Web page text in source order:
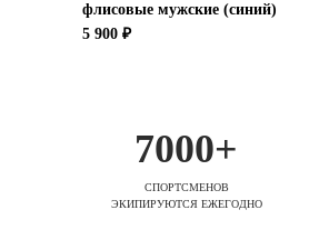
флисовые мужские (синий)
5 900 ₽
7000+
СПОРТСМЕНОВ
ЭКИПИРУЮТСЯ ЕЖЕГОДНО